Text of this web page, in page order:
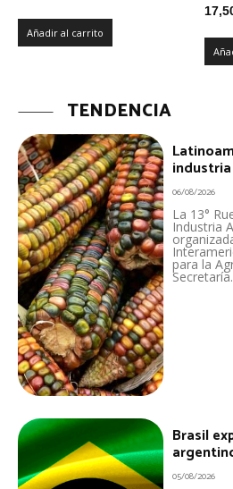
Añadir al carrito
TENDENCIA
06/08/2026
La 13°
Industria
para la
Brasil
05/08/2026